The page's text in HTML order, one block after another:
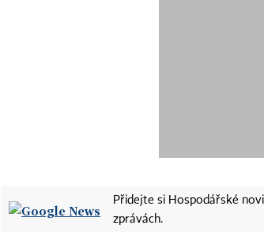
Přidejte si Hospodářské
zprávách.